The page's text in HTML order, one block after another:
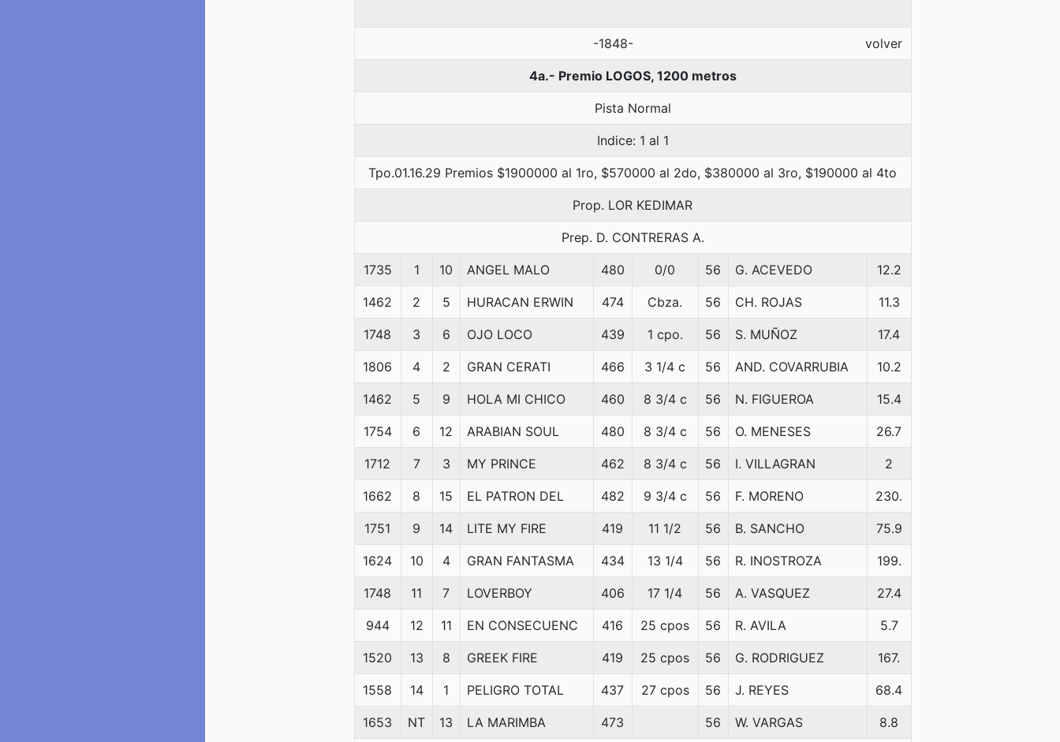
-1848- volver
4a.- Premio LOGOS, 1200 metros
Pista Normal
Indice: 1 al 1
Tpo.01.16.29 Premios $1900000 al 1ro, $570000 al 2do, $380000 al 3ro, $190000 al 4to
Prop. LOR KEDIMAR
Prep. D. CONTRERAS A.
1735 1 10 ANGEL MALO 480 0/0 56 G. ACEVEDO 12.2
1462 2 5 HURACAN ERWIN 474 Cbza. 56 CH. ROJAS 11.3
1748 3 6 OJO LOCO 439 1 cpo. 56 S. MUÑOZ 17.4
1806 4 2 GRAN CERATI 466 3 1/4 c 56 AND. COVARRUBIA 10.2
1462 5 9 HOLA MI CHICO 460 8 3/4 c 56 N. FIGUEROA 15.4
1754 6 12 ARABIAN SOUL 480 8 3/4 c 56 O. MENESES 26.7
1712 7 3 MY PRINCE 462 8 3/4 c 56 I. VILLAGRAN 2
1662 8 15 EL PATRON DEL 482 9 3/4 c 56 F. MORENO 230.
1751 9 14 LITE MY FIRE 419 11 1/2 56 B. SANCHO 75.9
1624 10 4 GRAN FANTASMA 434 13 1/4 56 R. INOSTROZA 199.
1748 11 7 LOVERBOY 406 17 1/4 56 A. VASQUEZ 27.4
944 12 11 EN CONSECUENC 416 25 cpos 56 R. AVILA 5.7
1520 13 8 GREEK FIRE 419 25 cpos 56 G. RODRIGUEZ 167.
1558 14 1 PELIGRO TOTAL 437 27 cpos 56 J. REYES 68.4
1653 NT 13 LA MARIMBA 473 56 W. VARGAS 8.8